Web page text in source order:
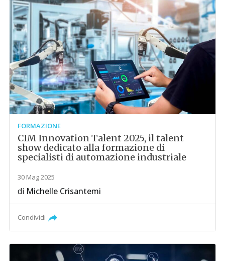
FORMAZIONE
CIM Innovation Talent 2025, il talent
show dedicato alla formazione di
specialisti di automazione industriale
30 Mag 2025
di Michelle Crisantemi
Condividi